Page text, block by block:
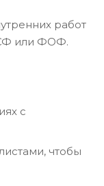
работ
или ФОФ.
с
чтобы